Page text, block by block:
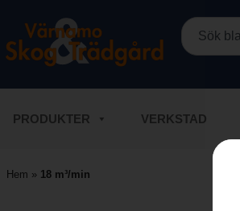
PRODUKTER VERKSTAD
Hem » 18 m³/min